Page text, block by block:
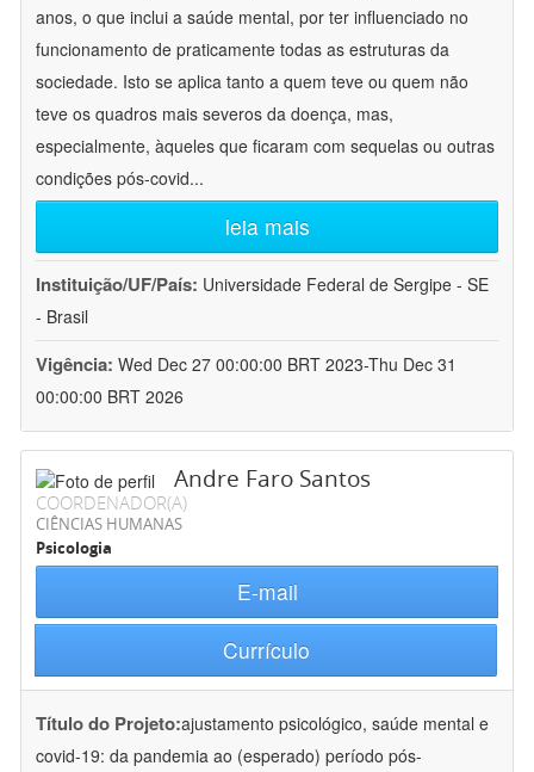
anos, o que inclui a saúde mental, por ter influenciado no
funcionamento de praticamente todas as estruturas da
sociedade. Isto se aplica tanto a quem teve ou quem não
teve os quadros mais severos da doença, mas,
especialmente, àqueles que ficaram com sequelas ou outras
condições pós-covid...
leia mais
Instituição/UF/País: Universidade Federal de Sergipe - SE
- Brasil
Vigência: Wed Dec 27 00:00:00 BRT 2023-Thu Dec 31
00:00:00 BRT 2026
Andre Faro Santos
COORDENADOR(A)
CIÊNCIAS HUMANAS
Psicologia
E-mail
Currículo
Título do Projeto:ajustamento psicológico, saúde mental e
covid-19: da pandemia ao (esperado) período pós-